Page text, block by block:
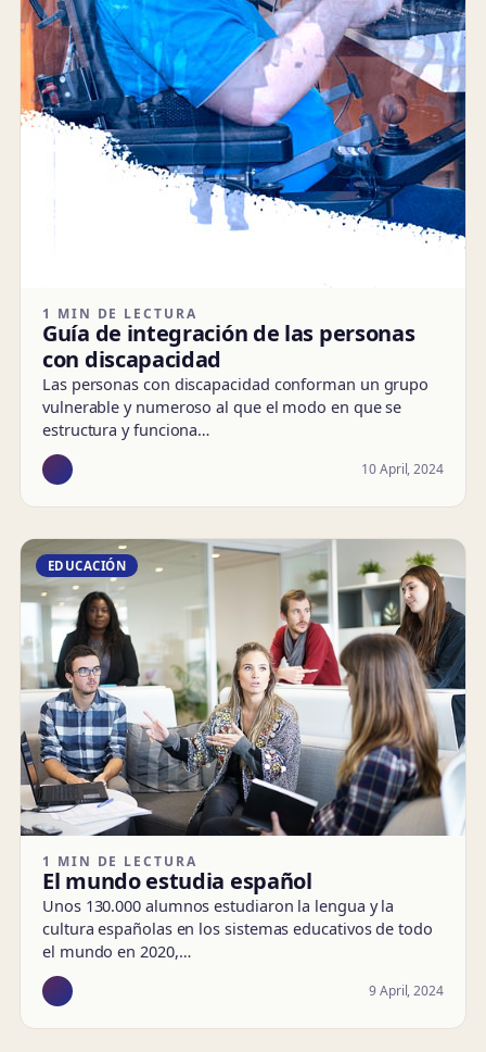
1 MIN DE LECTURA
Guía de integración de las personas
con discapacidad
Las personas con discapacidad conforman un grupo
vulnerable y numeroso al que el modo en que se
estructura y funciona…
10 April, 2024
EDUCACIÓN
1 MIN DE LECTURA
El mundo estudia español
Unos 130.000 alumnos estudiaron la lengua y la
cultura españolas en los sistemas educativos de todo
el mundo en 2020,…
9 April, 2024